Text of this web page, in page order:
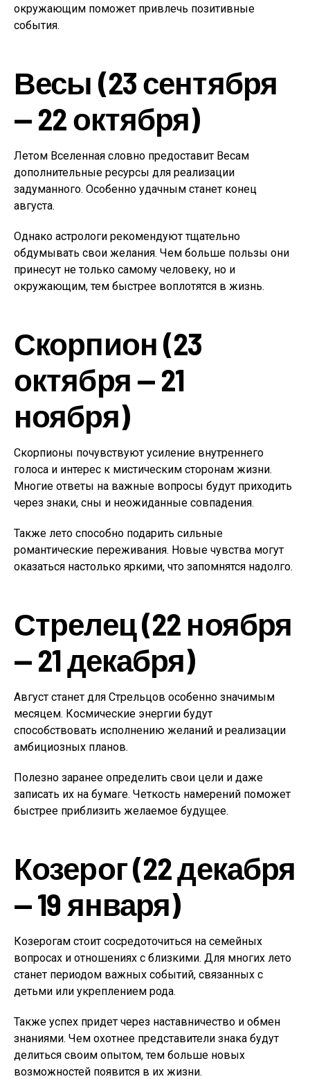
окружающим поможет привлечь позитивные
события.
Весы (23 сентября
— 22 октября)
Летом Вселенная словно предоставит Весам
дополнительные ресурсы для реализации
задуманного. Особенно удачным станет конец
августа.
Однако астрологи рекомендуют тщательно
обдумывать свои желания. Чем больше пользы они
принесут не только самому человеку, но и
окружающим, тем быстрее воплотятся в жизнь.
Скорпион (23
октября — 21
ноября)
Скорпионы почувствуют усиление внутреннего
голоса и интерес к мистическим сторонам жизни.
Многие ответы на важные вопросы будут приходить
через знаки, сны и неожиданные совпадения.
Также лето способно подарить сильные
романтические переживания. Новые чувства могут
оказаться настолько яркими, что запомнятся надолго.
Стрелец (22 ноября
— 21 декабря)
Август станет для Стрельцов особенно значимым
месяцем. Космические энергии будут
способствовать исполнению желаний и реализации
амбициозных планов.
Полезно заранее определить свои цели и даже
записать их на бумаге. Четкость намерений поможет
быстрее приблизить желаемое будущее.
Козерог (22 декабря
— 19 января)
Козерогам стоит сосредоточиться на семейных
вопросах и отношениях с близкими. Для многих лето
станет периодом важных событий, связанных с
детьми или укреплением рода.
Также успех придет через наставничество и обмен
знаниями. Чем охотнее представители знака будут
делиться своим опытом, тем больше новых
возможностей появится в их жизни.